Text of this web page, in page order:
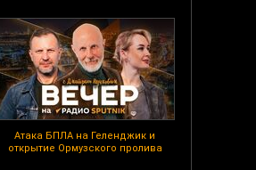
Атака БПЛА на Геленджик и
открытие Ормузского пролива